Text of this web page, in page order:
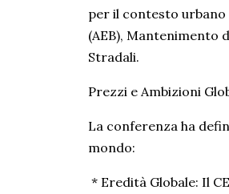
per il contesto urbano
(AEB), Mantenimento
Stradali.
Prezzi e Ambizioni
La conferenza ha
mondo:
* Eredità Globale: Il